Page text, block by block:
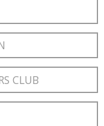
CLUB